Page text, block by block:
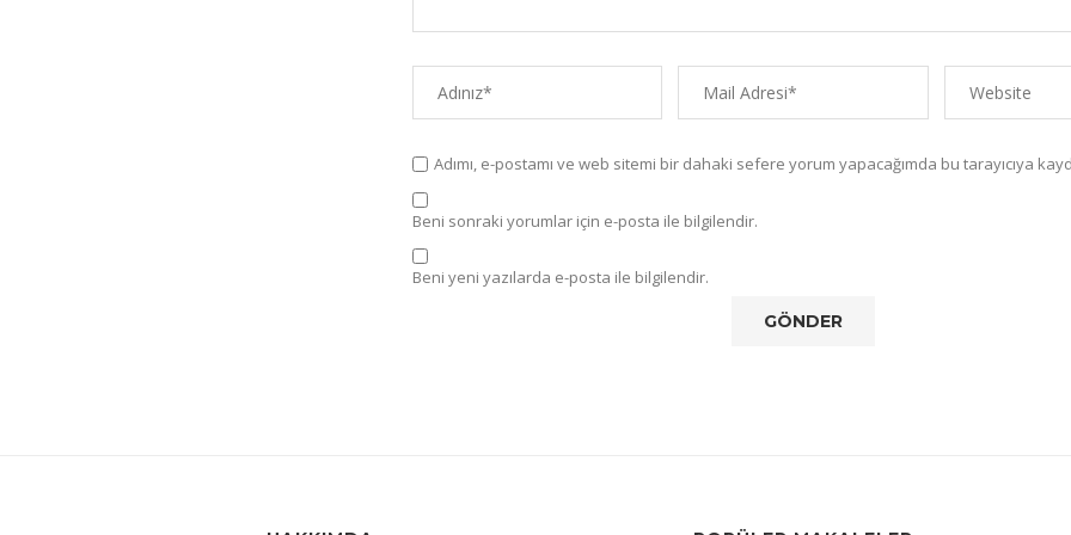
Adımı, e-postamı ve web sitemi bir dahaki sefere yorum yapacağımda bu tarayıcıya
Beni sonraki yorumlar için e-posta ile bilgilendir.
Beni yeni yazılarda e-posta ile bilgilendir.